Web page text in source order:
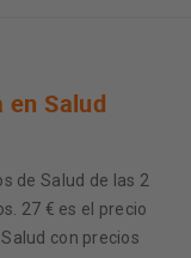
en Salud
de Salud de las 2
27 € es el precio
con precios